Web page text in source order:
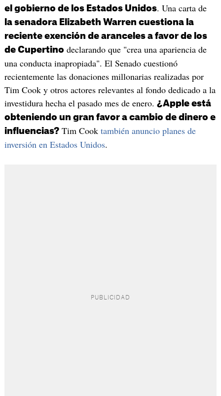
el gobierno de los Estados Unidos. Una carta de
la senadora Elizabeth Warren cuestiona la
reciente exención de aranceles a favor de los
de Cupertino declarando que "crea una apariencia de
una conducta inapropiada". El Senado cuestionó
recientemente las donaciones millonarias realizadas por
Tim Cook y otros actores relevantes al fondo dedicado a la
investidura hecha el pasado mes de enero. ¿Apple está
obteniendo un gran favor a cambio de dinero e
influencias?Tim Cook también anuncio planes de
inversión en Estados Unidos.